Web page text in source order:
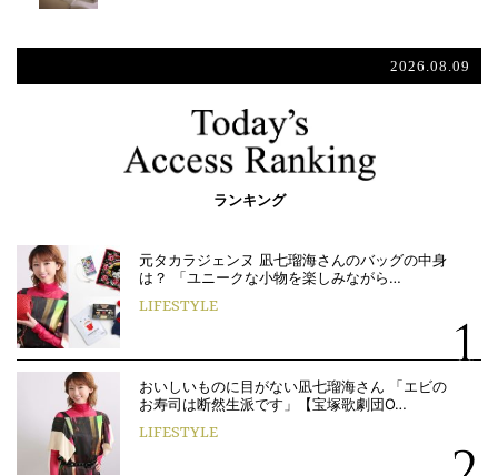
2026.08.09
ランキング
元タカラジェンヌ 凪七瑠海さんのバッグの中身
は？ 「ユニークな小物を楽しみながら…
LIFESTYLE
おいしいものに目がない凪七瑠海さん 「エビの
お寿司は断然生派です」【宝塚歌劇団O…
LIFESTYLE